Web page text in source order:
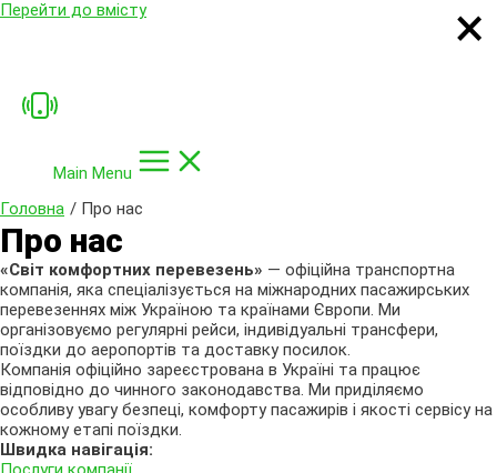
Перейти до вмісту
Main Menu
Головна
Про нас
Про нас
«Світ комфортних перевезень» — офіційна транспортна
компанія, яка спеціалізується на міжнародних пасажирських
перевезеннях між Україною та країнами Європи. Ми
організовуємо регулярні рейси, індивідуальні трансфери,
поїздки до аеропортів та доставку посилок.
Компанія офіційно зареєстрована в Україні та працює
відповідно до чинного законодавства. Ми приділяємо
особливу увагу безпеці, комфорту пасажирів і якості сервісу на
кожному етапі поїздки.
Швидка навігація:
×
×
×
×